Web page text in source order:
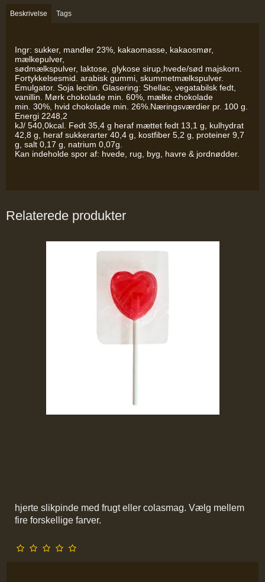
Beskrivelse Tags
Ingr: sukker, mandler 23%, kakaomasse, kakaosmør,
mælkepulver,
sødmælkspulver, laktose, glykose sirup,hvede/sød majskorn.
Fortykkelsesmid. arabisk gummi, skummetmælkspulver.
Emulgator. Soja lecitin. Glasering: Shellac, vegatabilsk fedt,
vanillin. Mørk chokolade min. 60%, mælke chokolade
min. 30%, hvid chokolade min. 26%.Næringsværdier pr. 100 g.
Energi 2248,2
kJ/ 540,0kcal. Fedt 35,4 g heraf mættet fedt 13,1 g, kulhydrat
42,8 g, heraf sukkerarter 40,4 g, kostfiber 5,2 g, proteiner 9,7
g, salt 0,17 g, natrium 0,07g.
Kan indeholde spor af: hvede, rug, byg, havre & jordnødder.
Relaterede produkter
hjerte slikpinde med frugt eller colasmag. Vælg mellem
fire forskellige farver.